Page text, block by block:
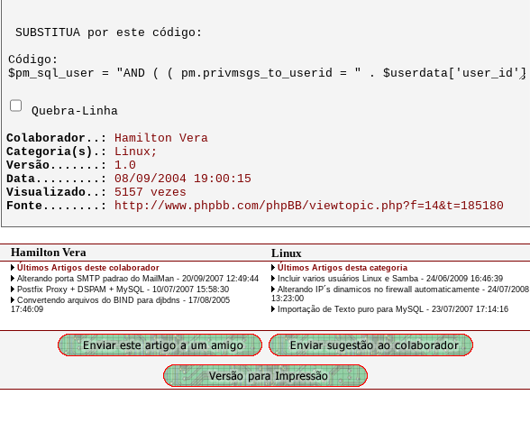
Quebra-Linha
Colaborador..: Hamilton Vera
Categoria(s).: Linux;
Versão.......: 1.0
Data.........: 08/09/2004 19:00:15
Visualizado..: 5157 vezes
Fonte........: http://www.phpbb.com/phpBB/viewtopic.php?f=14&t=185180
Hamilton Vera Linux
Últimos Artigos deste colaborador
Alterando porta SMTP padrao do MailMan - 20/09/2007 12:49:44
Postfix Proxy + DSPAM + MySQL - 10/07/2007 15:58:30
Convertendo arquivos do BIND para djbdns - 17/08/2005
17:46:09
Últimos Artigos desta categoria
Incluir varios usuários Linux e Samba - 24/06/2009 16:46:39
Alterando IP´s dinamicos no firewall automaticamente - 24/07/2008
13:23:00
Importação de Texto puro para MySQL - 23/07/2007 17:14:16